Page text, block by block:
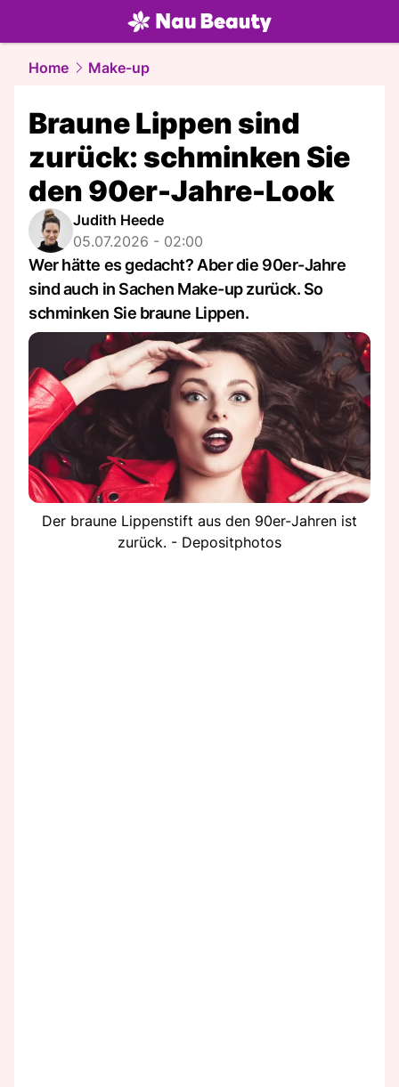
beauty.NAU.ch
Home Make-up
Braune Lippen sind
zurück: schminken Sie
den 90er-Jahre-Look
Judith Heede
05.07.2026 - 02:00
Wer hätte es gedacht? Aber die 90er-Jahre
sind auch in Sachen Make-up zurück. So
schminken Sie braune Lippen.
Der braune Lippenstift aus den 90er-Jahren ist
zurück. - Depositphotos